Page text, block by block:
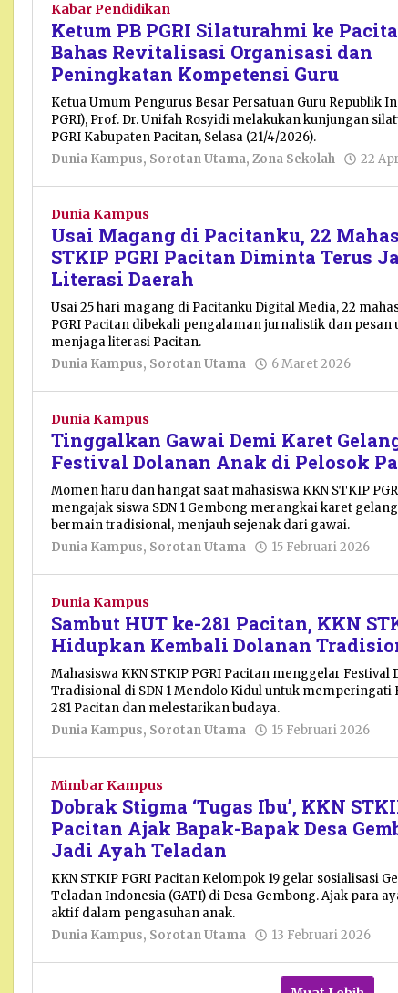
Kabar Pendidikan
Ketum PB PGRI Silaturahmi ke
Bahas Revitalisasi Organisasi dan
Peningkatan Kompetensi Guru
Ketua Umum Pengurus Besar Persatuan Guru Republik
PGRI), Prof. Dr. Unifah Rosyidi melakukan kunjungan
PGRI Kabupaten Pacitan, Selasa (21/4/2026).
Dunia Kampus, Sorotan Utama,Zona Sekolah 22
Dunia Kampus
Usai Magang di Pacitanku, 22
STKIP PGRI Pacitan Diminta Terus
Literasi Daerah
Usai 25 hari magang di Pacitanku Digital Media, 22
PGRI Pacitan dibekali pengalaman jurnalistik dan pesan
menjaga literasi Pacitan.
Dunia Kampus, Sorotan Utama 6 Maret 2026
Dunia Kampus
Tinggalkan Gawai Demi Karet
Festival Dolanan Anak di Pelosok
Momen haru dan hangat saat mahasiswa KKN STKIP
mengajak siswa SDN 1 Gembong merangkai karet
bermain tradisional, menjauh sejenak dari gawai.
Dunia Kampus, Sorotan Utama 15 Februari 2026
Dunia Kampus
Sambut HUT ke-281 Pacitan, KKN
Hidupkan Kembali Dolanan
Mahasiswa KKN STKIP PGRI Pacitan menggelar Festival
Tradisional di SDN 1 Mendolo Kidul untuk memperingati
281 Pacitan dan melestarikan budaya.
Dunia Kampus, Sorotan Utama 15 Februari 2026
Mimbar Kampus
Dobrak Stigma ‘Tugas Ibu’, KKN
Pacitan Ajak Bapak-Bapak Desa
Jadi Ayah Teladan
KKN STKIP PGRI Pacitan Kelompok 19 gelar sosialisasi
Teladan Indonesia (GATI) di Desa Gembong. Ajak para
aktif dalam pengasuhan anak.
Dunia Kampus, Sorotan Utama 13 Februari 2026